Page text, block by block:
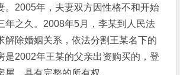
。2005年，夫妻双方因性格不和开始
年之久。2008年5月，李某到人民法
解除婚姻关系，依法分割王某名下的
是2002年王某的父亲出资购买的，登
屋，具有完整的所有权。